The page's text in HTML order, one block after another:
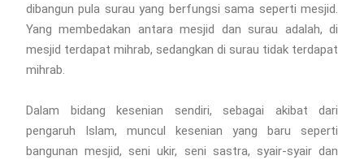
dibangun pula surau yang berfungsi sama seperti mesjid.
Yang membedakan antara mesjid dan surau adalah, di
mesjid terdapat mihrab, sedangkan di surau tidak terdapat
mihrab.
Dalam bidang kesenian sendiri, sebagai akibat dari
pengaruh Islam, muncul kesenian yang baru seperti
bangunan mesjid, seni ukir, seni sastra, syair-syair dan